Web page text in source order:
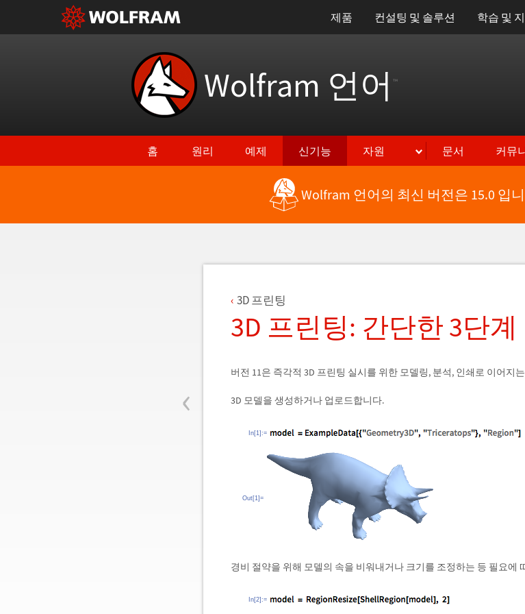
제품 컨설팅 및 솔루션 학습 및
Wolfram 언어 ™
홈 원리 예제 신기능 자원 문서 커뮤
Wolfram 언어의 최신 버전은 15.0 입
‹
3D 프린팅
3D 프린팅: 간단한 3단계
버전 11은 즉각적 3D 프린팅 실시를 위한 모델링, 분석, 인쇄로 이어지
3D 모델을 생성하거나 업로드합니다.
In[1]:=
Out[1]=
경비 절약을 위해 모델의 속을 비워내거나 크기를 조정하는 등 필요에
In[2]:=